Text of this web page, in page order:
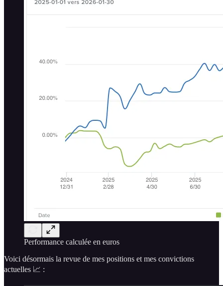
Performance calculée en euros
Voici désormais la revue de mes positions et mes convictions
actuelles 📈 :